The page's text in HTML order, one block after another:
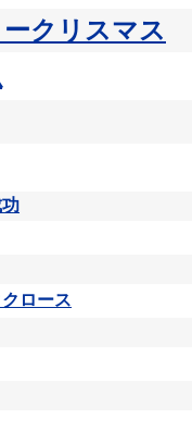
クリスマス
ロース